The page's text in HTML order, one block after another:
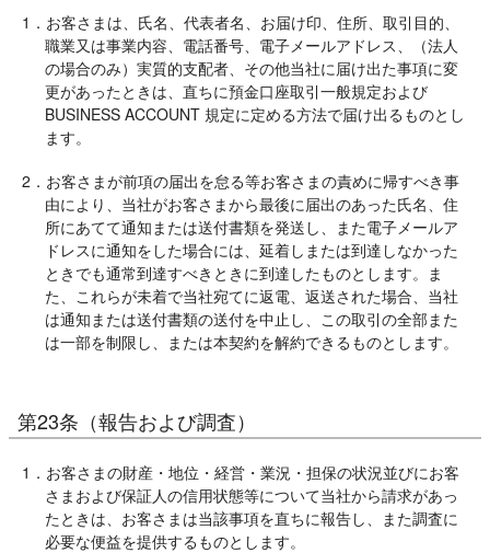
1．お客さまは、氏名、代表者名、お届け印、住所、取引目的、
職業又は事業内容、電話番号、電子メールアドレス、（法人
の場合のみ）実質的支配者、その他当社に届け出た事項に変
更があったときは、直ちに預金口座取引一般規定および
BUSINESS ACCOUNT 規定に定める方法で届け出るものとし
ます。
2．お客さまが前項の届出を怠る等お客さまの責めに帰すべき事
由により、当社がお客さまから最後に届出のあった氏名、住
所にあてて通知または送付書類を発送し、また電子メールア
ドレスに通知をした場合には、延着しまたは到達しなかった
ときでも通常到達すべきときに到達したものとします。ま
た、これらが未着で当社宛てに返電、返送された場合、当社
は通知または送付書類の送付を中止し、この取引の全部また
は一部を制限し、または本契約を解約できるものとします。
第23条（報告および調査）
1．お客さまの財産・地位・経営・業況・担保の状況並びにお客
さまおよび保証人の信用状態等について当社から請求があっ
たときは、お客さまは当該事項を直ちに報告し、また調査に
必要な便益を提供するものとします。